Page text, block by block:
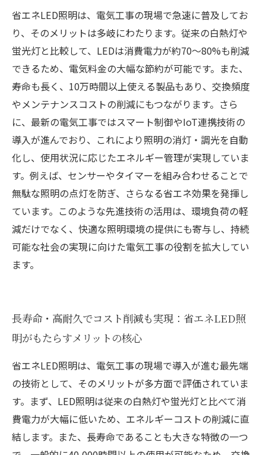
省エネLED照明は、電気工事の現場で急速に普及してお
り、そのメリットは多岐にわたります。従来の白熱灯や
蛍光灯と比較して、LEDは消費電力が約70〜80%も削減
できるため、電気料金の大幅な節約が可能です。また、
寿命も長く、10万時間以上使える製品もあり、交換頻度
やメンテナンスコストの削減にもつながります。さら
に、最新の電気工事ではスマート制御やIoT連携技術の
導入が進んでおり、これにより照明の消灯・調光を自動
化し、使用状況に応じたエネルギー管理が実現していま
す。例えば、センサーやタイマーを組み合わせることで
無駄な照明の点灯を防ぎ、さらなる省エネ効果を発揮し
ています。このような先進技術の活用は、環境負荷の軽
減だけでなく、快適な照明環境の提供にも寄与し、持続
可能な社会の実現に向けた電気工事の役割を拡大してい
ます。
長寿命・高耐久でコスト削減も実現：省エネLED照
明がもたらすメリットの核心
省エネLED照明は、電気工事の現場で導入が進む最先端
の技術として、そのメリットが多方面で評価されていま
す。まず、LED照明は従来の白熱灯や蛍光灯と比べて消
費電力が大幅に低いため、エネルギーコストの削減に直
結します。また、長寿命であることも大きな特徴の一つ